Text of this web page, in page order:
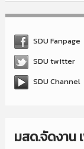
SDU Fanpage
SDU twitter
SDU Channel
มสด.จัดงาน